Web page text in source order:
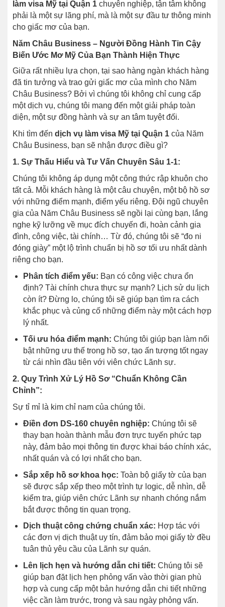
làm visa Mỹ tại Quận 1 chuyên nghiệp, tận tâm không
phải là một sự lãng phí, mà là một sự đầu tư thông minh
cho giấc mơ của bạn.
Năm Châu Business – Người Đồng Hành Tin Cậy
Biến Ước Mơ Mỹ Của Bạn Thành Hiện Thực
Giữa rất nhiều lựa chọn, tại sao hàng ngàn khách hàng
đã tin tưởng và trao gửi giấc mơ của mình cho Năm
Châu Business? Bởi vì chúng tôi không chỉ cung cấp
một dịch vụ, chúng tôi mang đến một giải pháp toàn
diện, một sự đồng hành và sự an tâm tuyệt đối.
Khi tìm đến dịch vụ làm visa Mỹ tại Quận 1 của Năm
Châu Business, bạn sẽ nhận được điều gì?
1. Sự Thấu Hiểu và Tư Vấn Chuyên Sâu 1-1:
Chúng tôi không áp dụng một công thức rập khuôn cho
tất cả. Mỗi khách hàng là một câu chuyện, một bộ hồ sơ
với những điểm mạnh, điểm yếu riêng. Đội ngũ chuyên
gia của Năm Châu Business sẽ ngồi lại cùng bạn, lắng
nghe kỹ lưỡng về mục đích chuyến đi, hoàn cảnh gia
đình, công việc, tài chính… Từ đó, chúng tôi sẽ “đo ni
đóng giày” một lộ trình chuẩn bị hồ sơ tối ưu nhất dành
riêng cho bạn.
Phân tích điểm yếu: Bạn có công việc chưa ổn
định? Tài chính chưa thực sự mạnh? Lịch sử du lịch
còn ít? Đừng lo, chúng tôi sẽ giúp bạn tìm ra cách
khắc phục và củng cố những điểm này một cách hợp
lý nhất.
Tối ưu hóa điểm mạnh: Chúng tôi giúp bạn làm nổi
bật những ưu thế trong hồ sơ, tạo ấn tượng tốt ngay
từ cái nhìn đầu tiên với viên chức Lãnh sự.
2. Quy Trình Xử Lý Hồ Sơ “Chuẩn Không Cần
Chỉnh”:
Sự tỉ mỉ là kim chỉ nam của chúng tôi.
Điền đơn DS-160 chuyên nghiệp: Chúng tôi sẽ
thay bạn hoàn thành mẫu đơn trực tuyến phức tạp
này, đảm bảo mọi thông tin được khai báo chính xác,
nhất quán và có lợi nhất cho bạn.
Sắp xếp hồ sơ khoa học: Toàn bộ giấy tờ của bạn
sẽ được sắp xếp theo một trình tự logic, dễ nhìn, dễ
kiểm tra, giúp viên chức Lãnh sự nhanh chóng nắm
bắt được thông tin quan trọng.
Dịch thuật công chứng chuẩn xác: Hợp tác với
các đơn vị dịch thuật uy tín, đảm bảo mọi giấy tờ đều
tuân thủ yêu cầu của Lãnh sự quán.
Lên lịch hẹn và hướng dẫn chi tiết: Chúng tôi sẽ
giúp bạn đặt lịch hẹn phỏng vấn vào thời gian phù
hợp và cung cấp một bản hướng dẫn chi tiết những
việc cần làm trước, trong và sau ngày phỏng vấn.